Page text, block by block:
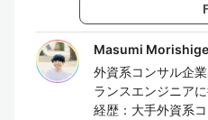
Masumi Morishige
外資系コンサル企
ランスエンジニア
経歴：大手外資系